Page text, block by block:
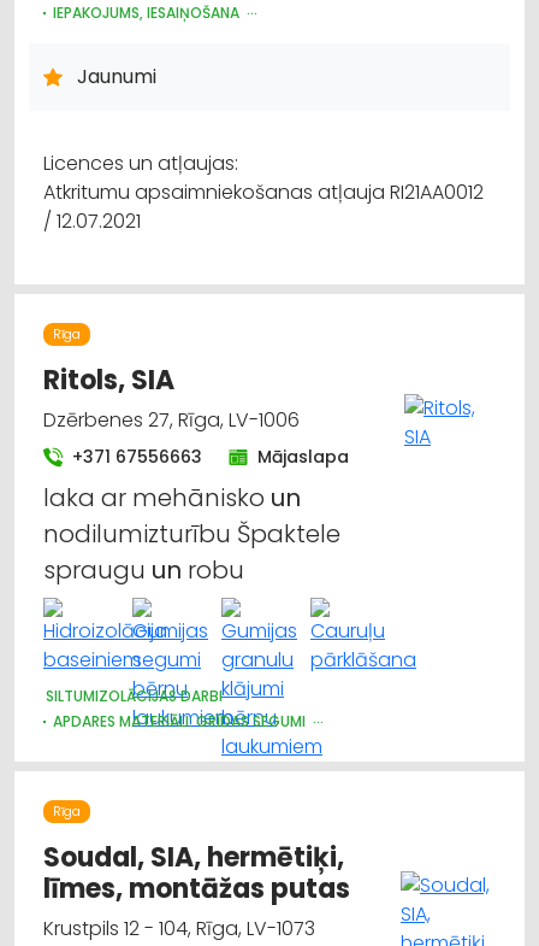
IEPAKOJUMS, IESAIŅOŠANA
PAPĪRA UN TĀ IZSTRĀDĀJUMU TIRDZNIECĪBA
PLASTMASAS IZSTRĀDĀJUMI
Jaunumi
Licences un atļaujas:
Atkritumu apsaimniekošanas atļauja RI21AA0012
/ 12.07.2021
Rīga
Ritols, SIA
Dzērbenes 27, Rīga, LV-1006
+371 67556663 Mājaslapa
laka ar mehānisko un
nodilumizturību Špaktele
spraugu un robu
SILTUMIZOLĀCIJAS DARBI
APDARES MATERIĀLI: GRĪDAS SEGUMI
BASEINI, ŪDENSKRITUMI, STRŪKLAKAS, TO APRĪKOJUMS UN
TIRDZNIECĪBA
KRĀSAS, LAKAS, BŪVĶĪMIJA: VAIRUMTIRDZNIECĪBA
KRĀSAS UN LAKAS, BŪVĶĪMIJA: RAŽOŠANA
TREPES, KĀPNES
APDARES MATERIĀLI: TIRDZNIECĪBA
APDARES MATERIĀLI: VAIRUMTIRDZNIECĪBA
BŪVMATERIĀLU, BŪVKONSTRUKCIJU RAŽOŠANA
BŪVMATERIĀLU, BŪVKONSTRUKCIJU TIRDZNIECĪBA
Rīga
Soudal, SIA, hermētiķi,
līmes, montāžas putas
Krustpils 12 - 104, Rīga, LV-1073